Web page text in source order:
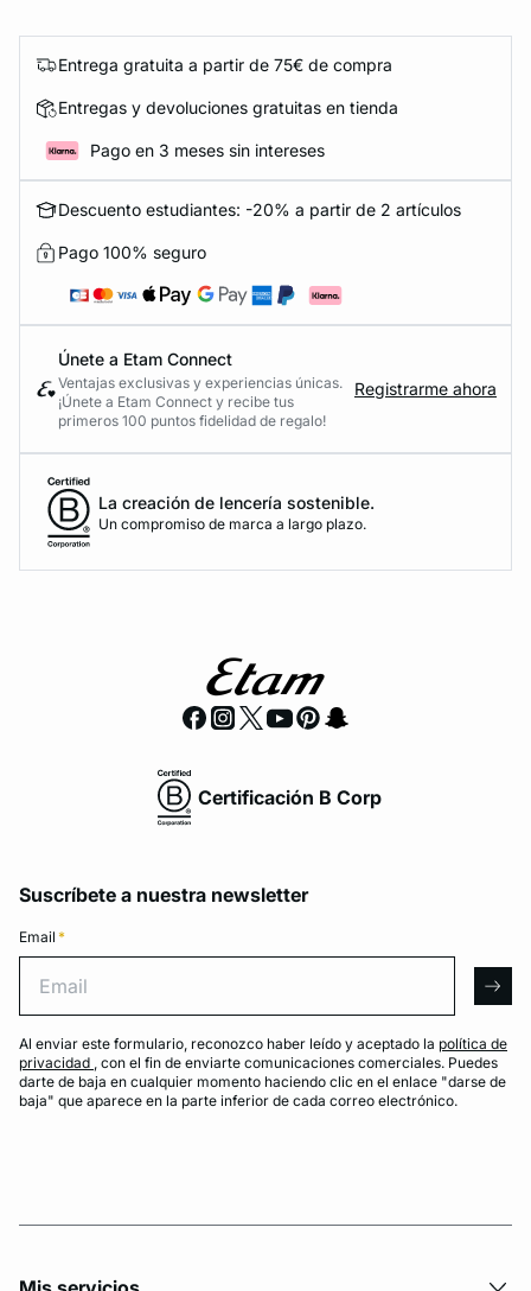
Entrega gratuita a partir de 75€ de compra
Entregas y devoluciones gratuitas en tienda
Pago en 3 meses sin intereses
Descuento estudiantes: -20% a partir de 2 artículos
Pago 100% seguro
Únete a Etam Connect
Ventajas exclusivas y experiencias únicas.
¡Únete a Etam Connect y recibe tus
primeros 100 puntos fidelidad de regalo!
Registrarme ahora
La creación de lencería sostenible.
Un compromiso de marca a largo plazo.
Certificación B Corp
Suscríbete a nuestra newsletter
Email *
Al enviar este formulario, reconozco haber leído y aceptado la política de
privacidad , con el fin de enviarte comunicaciones comerciales. Puedes
darte de baja en cualquier momento haciendo clic en el enlace "darse de
baja" que aparece en la parte inferior de cada correo electrónico.